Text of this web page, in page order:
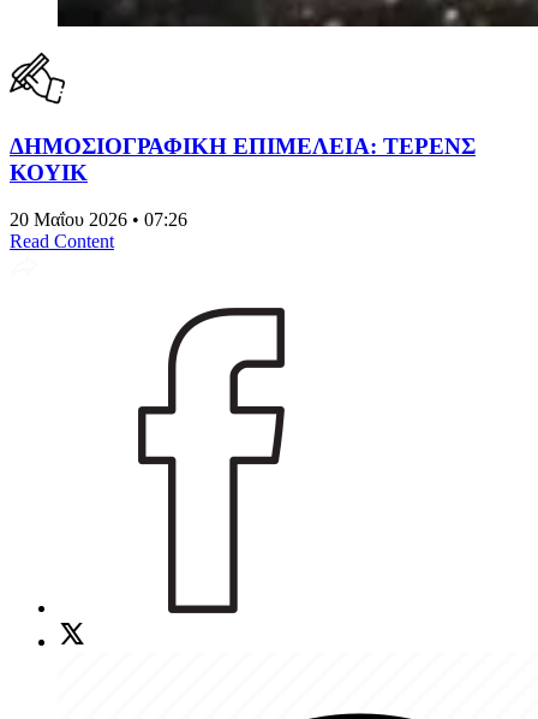
ΔΗΜΟΣΙΟΓΡΑΦΙΚΗ ΕΠΙΜΕΛΕΙΑ: ΤΕΡΕΝΣ
ΚΟΥΙΚ
20 Μαΐου 2026 • 07:26
Read Content